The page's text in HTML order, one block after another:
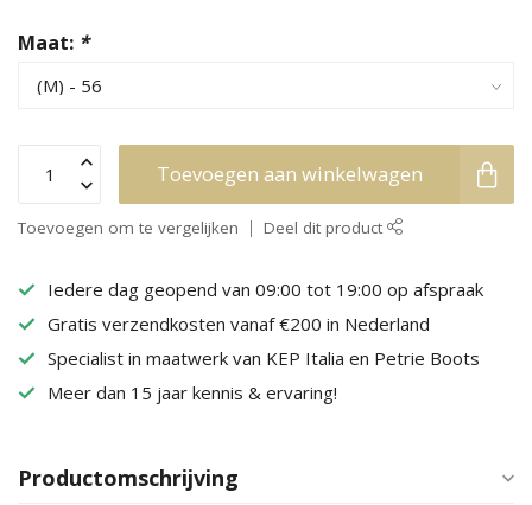
Maat: *
Toevoegen aan winkelwagen
Toevoegen om te vergelijken Deel dit product
Iedere dag geopend van 09:00 tot 19:00 op afspraak
Gratis verzendkosten vanaf €200 in Nederland
Specialist in maatwerk van KEP Italia en Petrie Boots
Meer dan 15 jaar kennis & ervaring!
Productomschrijving